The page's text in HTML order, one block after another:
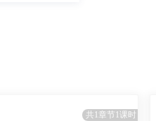
共1章节1课时